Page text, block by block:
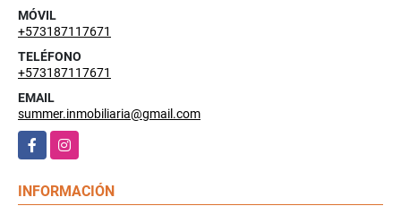
MÓVIL
+573187117671
TELÉFONO
+573187117671
EMAIL
summer.inmobiliaria@gmail.com
FacebookInstagram
INFORMACIÓN